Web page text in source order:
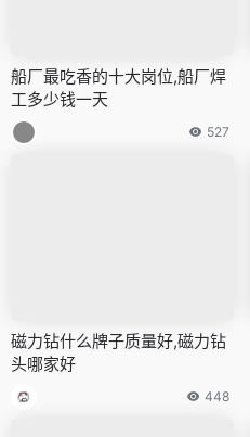
船厂最吃香的十大岗位,船厂焊
工多少钱一天
527
磁力钻什么牌子质量好,磁力钻
头哪家好
448